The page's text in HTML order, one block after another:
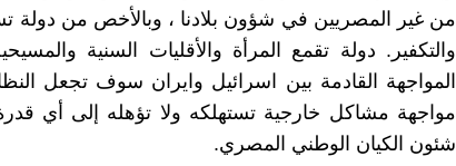
من غير المصريين في شؤون بلادنا ، وبالأخص من دولة
والتكفير. دولة تقمع المرأة والأقليات السنية
المواجهة القادمة بين اسرائيل وايران سوف تجعل
مواجهة مشاكل خارجية تستهلكه ولا تؤهله إلى أي
شئون الكيان الوطني المصري.